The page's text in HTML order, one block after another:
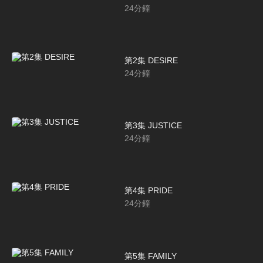
24分鐘
第2集 DESIRE
24分鐘
第3集 JUSTICE
24分鐘
第4集 PRIDE
24分鐘
第5集 FAMILY